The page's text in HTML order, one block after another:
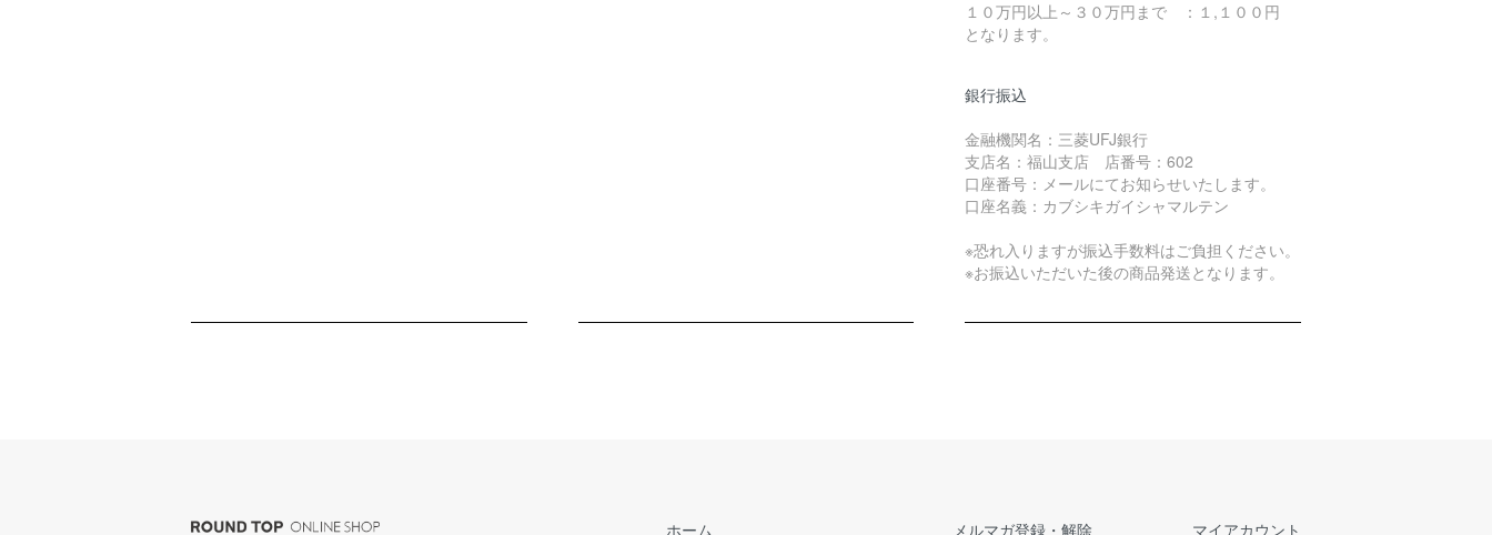
１０万円以上～３０万円まで ：１,１００円
となります。
銀行振込
金融機関名：三菱UFJ銀行
支店名：福山支店 店番号：602
口座番号：メールにてお知らせいたします。
口座名義：カブシキガイシャマルテン
※恐れ入りますが振込手数料はご負担ください。
※お振込いただいた後の商品発送となります。
ホーム メルマガ登録・解除 マイアカウント